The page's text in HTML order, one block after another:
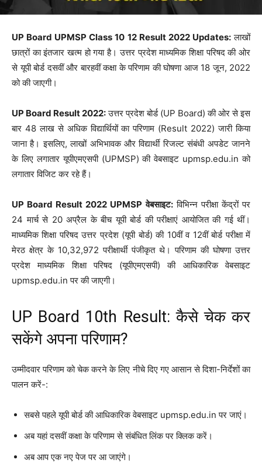
UP Board UPMSP Class 10 12 Result 2022 Updates:लाखों
छात्रों का इंतजार खत्म हो गया है। उत्तर प्रदेश माध्यमिक शिक्षा परिषद की ओर
से यूपी बोर्ड दसवीं और बारहवीं कक्षा के परिणाम की घोषणा आज 18 जून, 2022
को की जाएगी।
UP Board Result 2022:उत्तर प्रदेश बोर्ड (UP Board) की ओर से इस
बार 48 लाख से अधिक विद्यार्थियों का परिणाम (Result 2022) जारी किया
जाना है। इसलिए, लाखों अभिभावक और विद्यार्थी रिजल्ट संबंधी अपडेट जानने
के लिए लगातार यूपीएमएसपी (UPMSP) की वेबसाइट upmsp.edu.in को
लगातार विजिट कर रहे हैं।
UP Board Result 2022 UPMSP वेबसाइट:विभिन्न परीक्षा केंद्रों पर
24 मार्च से 20 अप्रैल के बीच यूपी बोर्ड की परीक्षाएं आयोजित की गई थीं।
माध्यमिक शिक्षा परिषद उत्तर प्रदेश (यूपी बोर्ड) की 10वीं व 12वीं बोर्ड परीक्षा में
मेरठ क्षेत्र के 10,32,972 परीक्षार्थी पंजीकृत थे। परिणाम की घोषणा उत्तर
प्रदेश माध्यमिक शिक्षा परिषद (यूपीएमएसपी) की आधिकारिक वेबसाइट
upmsp.edu.in पर की जाएगी।
UP Board 10th Result: कैसे चेक कर
सकेंगे अपना परिणाम?
उम्मीदवार परिणाम को चेक करने के लिए नीचे दिए गए आसान से दिशा-निर्देशों का
पालन करें-:
सबसे पहले यूपी बोर्ड की आधिकारिक वेबसाइट upmsp.edu.in पर जाएं।
अब यहां दसवीं कक्षा के परिणाम से संबंधित लिंक पर क्लिक करें।
अब आप एक नए पेज पर आ जाएंगे।